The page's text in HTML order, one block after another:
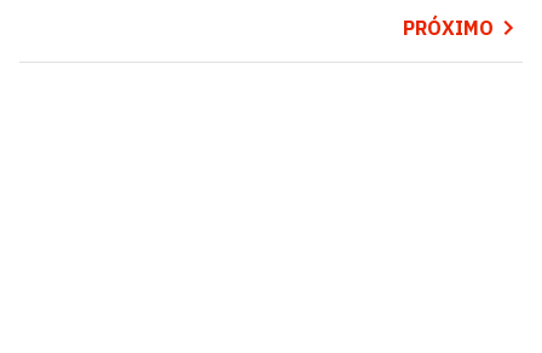
PRÓXIMO